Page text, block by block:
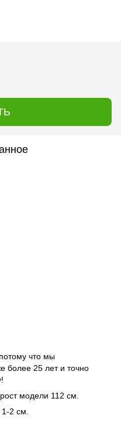
что мы
более 25 лет и точно
модели 112 см.
1-2 см.